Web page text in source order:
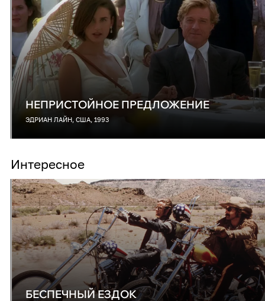
НЕПРИСТОЙНОЕ ПРЕДЛОЖЕНИЕ
ЭДРИАН ЛАЙН, США, 1993
Интересное
БЕСПЕЧНЫЙ ЕЗДОК